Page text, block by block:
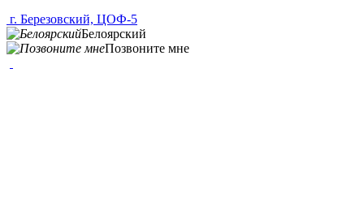
г. Березовский, ЦОФ-5
Белоярский
Позвоните мне